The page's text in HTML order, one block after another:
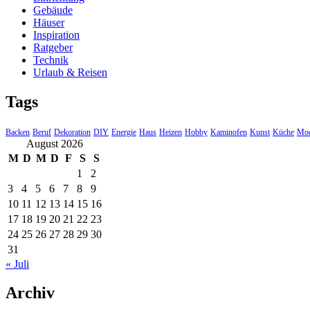
Gebäude
Häuser
Inspiration
Ratgeber
Technik
Urlaub & Reisen
Tags
Backen Beruf Dekoration DIY Energie Haus Heizen Hobby Kaminofen Kunst Küche
August 2026
M D M D F S
S
1
2
3
4 5 6 7 8
9
10 11 12 13 14 15 16
17 18 19 20 21 22 23
24 25 26 27 28 29 30
31
« Juli
Archiv